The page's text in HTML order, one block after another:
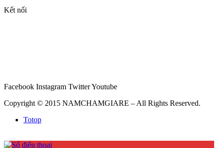
Kết nối
Facebook Instagram TwitterYoutube
Copyright © 2015 NAMCHAMGIARE – All Rights Reserved.
Totop